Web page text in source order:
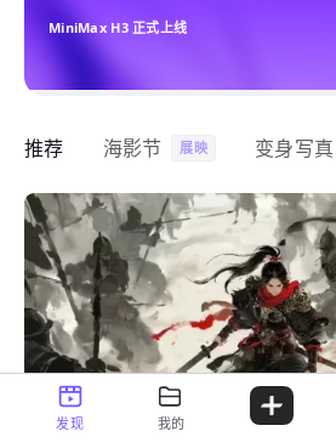
MiniMax H3 正式上线
推荐 海影节 展映 变身写真
发现 我的